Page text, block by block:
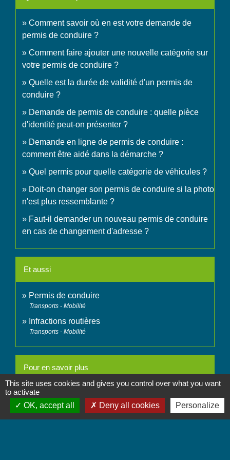
Comment savoir où en est votre demande de
permis de conduire ?
Comment faire ajouter une nouvelle catégorie sur
votre permis de conduire ?
Quelle est la durée de validité d'un permis de
conduire ?
Demande de permis de conduire : quelle pièce
d'identité peut-on présenter ?
Demande en ligne de permis de conduire :
comment être aidé dans la démarche ?
Quel permis pour quelle catégorie de véhicules ?
Doit-on changer son permis de conduire si la photo
n'est plus ressemblante ?
Faut-il demander un nouveau permis de conduire
en cas de changement d'adresse ?
Et aussi
Permis de conduire
Transports - Mobilité
Infractions routières
Transports - Mobilité
Pour en savoir plus
Dispositif Justif'Adresse
Agence nationale des titres sécurisés (ANTS)
This site uses cookies and gives you control over what you want
to activate
OK, accept all
Deny all cookies Personalize